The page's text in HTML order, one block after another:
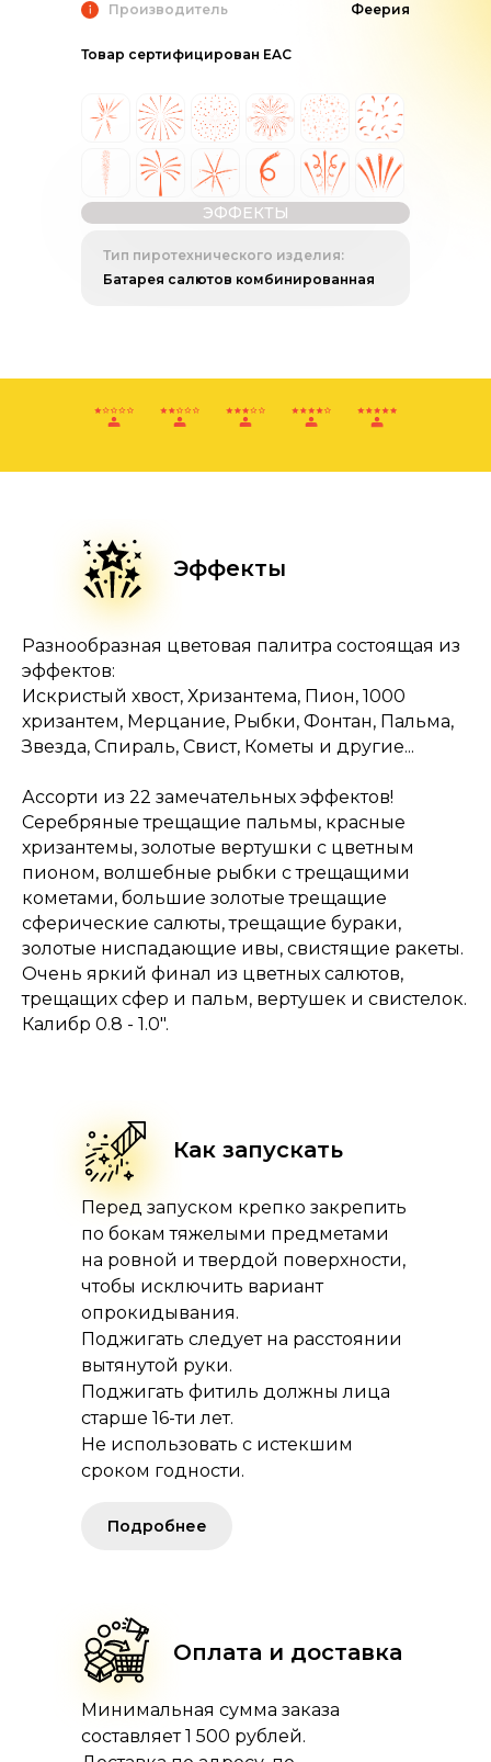
Тип пиротехнического изделия:
Батарея салютов комбинированная
Товар сертифицирован EAC
Производитель Феерия
ЭФФЕКТЫ
Эффекты
Разнообразная цветовая палитра состоящая из
эффектов:
Искристый хвост, Хризантема, Пион, 1000
хризантем, Мерцание, Рыбки, Фонтан, Пальма,
Звезда, Спираль, Свист, Кометы и другие...
Ассорти из 22 замечательных эффектов!
Серебряные трещащие пальмы, красные
хризантемы, золотые вертушки с цветным
пионом, волшебные рыбки с трещащими
кометами, большие золотые трещащие
сферические салюты, трещащие бураки,
золотые ниспадающие ивы, свистящие ракеты.
Очень яркий финал из цветных салютов,
трещащих сфер и пальм, вертушек и свистелок.
Калибр 0.8 - 1.0".
Как запускать
Перед запуском крепко закрепить
по бокам тяжелыми предметами
на ровной и твердой поверхности,
чтобы исключить вариант
опрокидывания.
Поджигать следует на расстоянии
вытянутой руки.
Поджигать фитиль должны лица
старше 16-ти лет.
Не использовать с истекшим
сроком годности.
Оплата и доставка
Минимальная сумма заказа
составляет 1 500 рублей.
Подробнее